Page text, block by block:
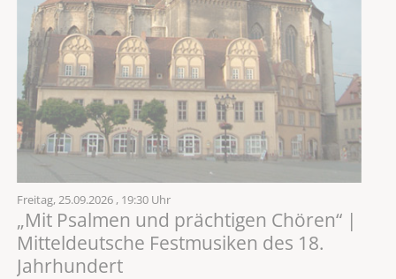
Freitag,25.09.2026 , 19:30 Uhr
„Mit Psalmen und prächtigen Chören“ |
Mitteldeutsche Festmusiken des 18.
Jahrhundert